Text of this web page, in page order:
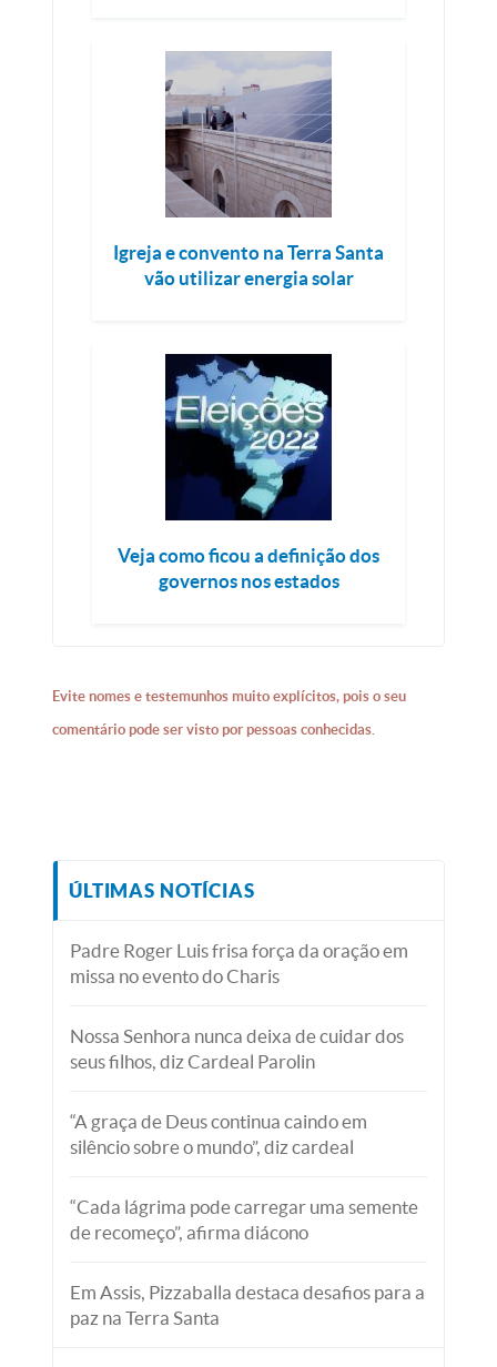
Igreja e convento na Terra Santa
vão utilizar energia solar
Veja como ficou a definição dos
governos nos estados
Evite nomes e testemunhos muito explícitos, pois o seu
comentário pode ser visto por pessoas conhecidas.
ÚLTIMAS NOTÍCIAS
Padre Roger Luis frisa força da oração em
missa no evento do Charis
Nossa Senhora nunca deixa de cuidar dos
seus filhos, diz Cardeal Parolin
“A graça de Deus continua caindo em
silêncio sobre o mundo”, diz cardeal
“Cada lágrima pode carregar uma semente
de recomeço”, afirma diácono
Em Assis, Pizzaballa destaca desafios para a
paz na Terra Santa